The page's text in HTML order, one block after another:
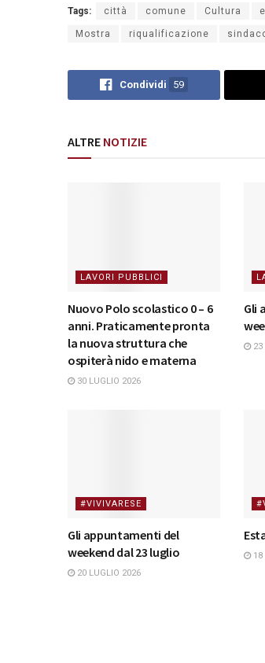
Tags: città comune Cultura
Mostra riqualificazione
Condividi 59
ALTRE NOTIZIE
LAVORI PUBBLICI
Nuovo Polo scolastico 0 – 6
anni. Praticamente pronta
la nuova struttura che
ospiterà nido e materna
30 LUGLIO 2026
Gli
23
#VIVIVARESE
Gli appuntamenti del
weekend dal 23 luglio
20 LUGLIO 2026
18